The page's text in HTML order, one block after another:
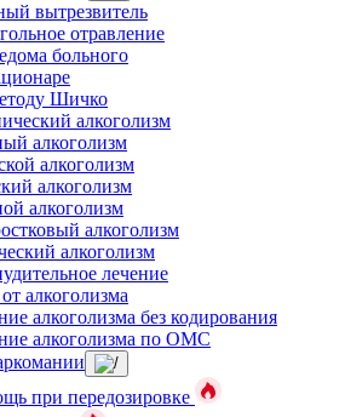
вытрезвитель
отравление
больного
Шичко
алкоголизм
алкоголизм
алкоголизм
алкоголизм
алкоголизм
алкоголизм
алкоголизм
лечение
алкоголизма
алкоголизма без кодирования
алкоголизма по ОМС
при передозировке